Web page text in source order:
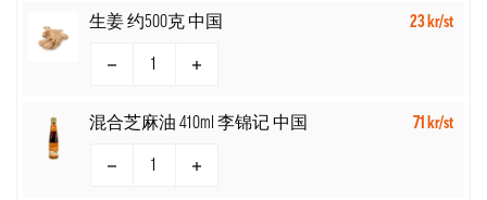
生姜 约500克 中国 23 kr/st
混合芝麻油 410ml 李锦记 中国 71 kr/st